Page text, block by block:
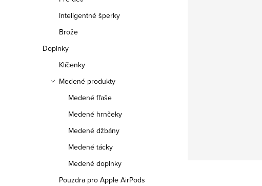
Inteligentné šperky
Brože
Doplnky
Klíčenky
Medené produkty
Medené fľaše
Medené hrnčeky
Medené džbány
Medené tácky
Medené doplnky
Pouzdra pro Apple AirPods